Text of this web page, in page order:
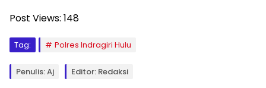
Post Views: 148
Tag: Polres Indragiri Hulu
Penulis: Aj Editor: Redaksi